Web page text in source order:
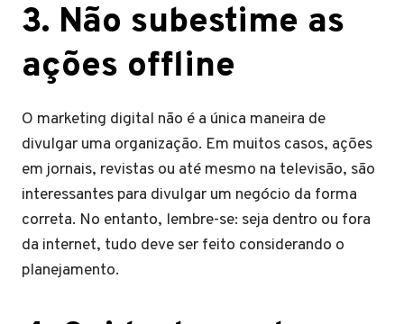
3. Não subestime as
ações offline
O marketing digital não é a única maneira de
divulgar uma organização. Em muitos casos, ações
em jornais, revistas ou até mesmo na televisão, são
interessantes para divulgar um negócio da forma
correta. No entanto, lembre-se: seja dentro ou fora
da internet, tudo deve ser feito considerando o
planejamento.